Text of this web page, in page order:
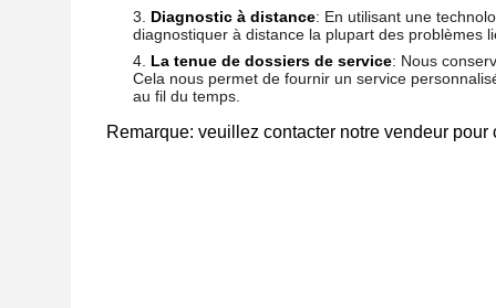
Diagnostic à distance: En utilisant une
diagnostiquer à distance la plupart des problèmes
La tenue de dossiers de service: Nous
Cela nous permet de fournir un service
au fil du temps.
Remarque: veuillez contacter notre vendeur pour